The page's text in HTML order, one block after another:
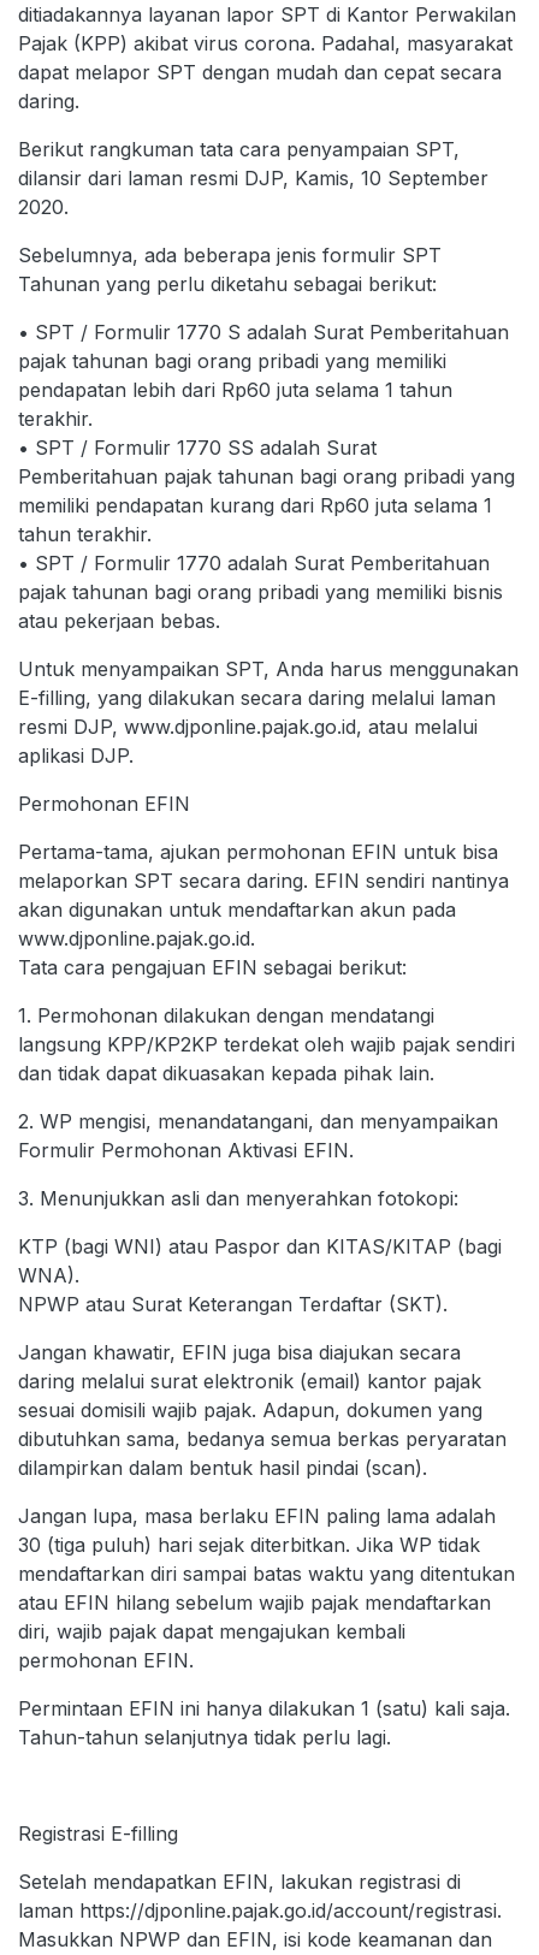
ditiadakannya layanan lapor SPT di Kantor Perwakilan
Pajak (KPP) akibat virus corona. Padahal, masyarakat
dapat melapor SPT dengan mudah dan cepat secara
daring.
Berikut rangkuman tata cara penyampaian SPT,
dilansir dari laman resmi DJP, Kamis, 10 September
2020.
Sebelumnya, ada beberapa jenis formulir SPT
Tahunan yang perlu diketahu sebagai berikut:
• SPT / Formulir 1770 S adalah Surat Pemberitahuan
pajak tahunan bagi orang pribadi yang memiliki
pendapatan lebih dari Rp60 juta selama 1 tahun
terakhir.
• SPT / Formulir 1770 SS adalah Surat
Pemberitahuan pajak tahunan bagi orang pribadi yang
memiliki pendapatan kurang dari Rp60 juta selama 1
tahun terakhir.
• SPT / Formulir 1770 adalah Surat Pemberitahuan
pajak tahunan bagi orang pribadi yang memiliki bisnis
atau pekerjaan bebas.
Untuk menyampaikan SPT, Anda harus menggunakan
E-filling, yang dilakukan secara daring melalui laman
resmi DJP, www.djponline.pajak.go.id, atau melalui
aplikasi DJP.
Permohonan EFIN
Pertama-tama, ajukan permohonan EFIN untuk bisa
melaporkan SPT secara daring. EFIN sendiri nantinya
akan digunakan untuk mendaftarkan akun pada
www.djponline.pajak.go.id.
Tata cara pengajuan EFIN sebagai berikut:
1. Permohonan dilakukan dengan mendatangi
langsung KPP/KP2KP terdekat oleh wajib pajak sendiri
dan tidak dapat dikuasakan kepada pihak lain.
2. WP mengisi, menandatangani, dan menyampaikan
Formulir Permohonan Aktivasi EFIN.
3. Menunjukkan asli dan menyerahkan fotokopi:
KTP (bagi WNI) atau Paspor dan KITAS/KITAP (bagi
WNA).
NPWP atau Surat Keterangan Terdaftar (SKT).
Jangan khawatir, EFIN juga bisa diajukan secara
daring melalui surat elektronik (email) kantor pajak
sesuai domisili wajib pajak. Adapun, dokumen yang
dibutuhkan sama, bedanya semua berkas peryaratan
dilampirkan dalam bentuk hasil pindai (scan).
Jangan lupa, masa berlaku EFIN paling lama adalah
30 (tiga puluh) hari sejak diterbitkan. Jika WP tidak
mendaftarkan diri sampai batas waktu yang ditentukan
atau EFIN hilang sebelum wajib pajak mendaftarkan
diri, wajib pajak dapat mengajukan kembali
permohonan EFIN.
Permintaan EFIN ini hanya dilakukan 1 (satu) kali saja.
Tahun-tahun selanjutnya tidak perlu lagi.
Registrasi E-filling
Setelah mendapatkan EFIN, lakukan registrasi di
laman https://djponline.pajak.go.id/account/registrasi.
Masukkan NPWP dan EFIN, isi kode keamanan dan